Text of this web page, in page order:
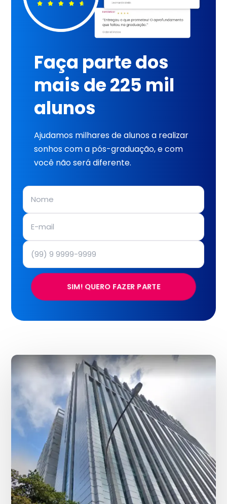
Faça parte dos
mais de 225 mil
alunos
Ajudamos milhares de alunos a realizar
sonhos com a pós-graduação, e com
você não será diferente.
SIM! QUERO FAZER PARTE